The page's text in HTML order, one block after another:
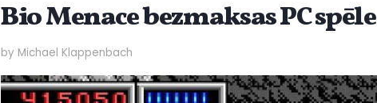
Bio Menace bezmaksas PC spēle
by Michael Klappenbach